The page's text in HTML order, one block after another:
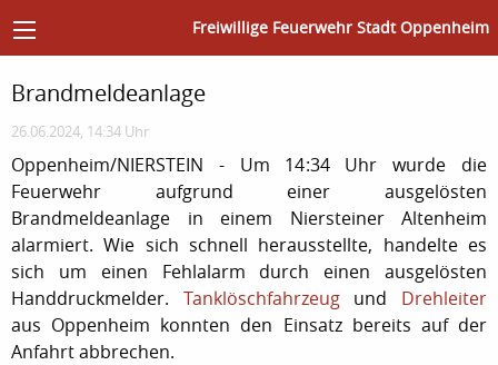
Freiwillige Feuerwehr Stadt Oppenheim
Brandmeldeanlage
26.06.2024, 14:34 Uhr
Oppenheim/NIERSTEIN - Um 14:34 Uhr wurde die
Feuerwehr aufgrund einer ausgelösten
Brandmeldeanlage in einem Niersteiner Altenheim
alarmiert. Wie sich schnell herausstellte, handelte es
sich um einen Fehlalarm durch einen ausgelösten
Handdruckmelder. Tanklöschfahrzeugund Drehleiter
aus Oppenheim konnten den Einsatz bereits auf der
Anfahrt abbrechen.